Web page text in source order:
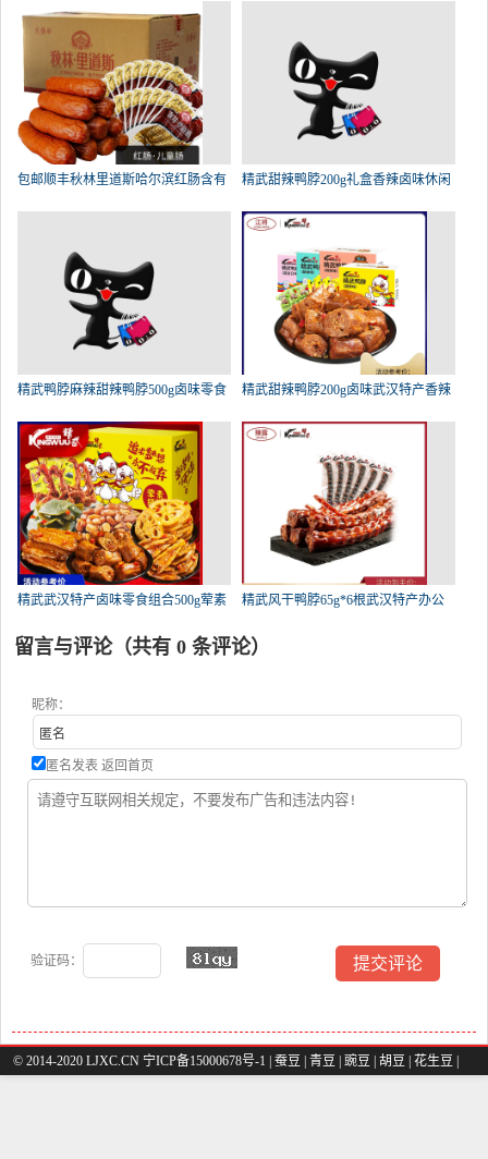
包邮顺丰秋林里道斯哈尔滨红肠含有 精武甜辣鸭脖200g礼盒香辣卤味休闲
精武鸭脖麻辣甜辣鸭脖500g卤味零食 精武甜辣鸭脖200g卤味武汉特产香辣
精武武汉特产卤味零食组合500g荤素 精武风干鸭脖65g*6根武汉特产办公
留言与评论（共有 0 条评论）
昵称：
匿名发表 返回首页
验证码：
© 2014-2020 LJXC.CN 宁ICP备15000678号-1 | 蚕豆 青豆 豌豆 胡豆 花生豆